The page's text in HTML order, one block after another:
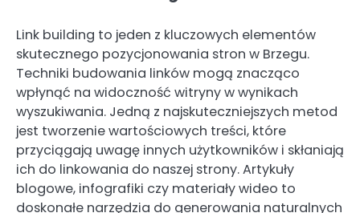
Link building to jeden z kluczowych elementów
skutecznego pozycjonowania stron w Brzegu.
Techniki budowania linków mogą znacząco
wpłynąć na widoczność witryny w wynikach
wyszukiwania. Jedną z najskuteczniejszych metod
jest tworzenie wartościowych treści, które
przyciągają uwagę innych użytkowników i skłaniają
ich do linkowania do naszej strony. Artykuły
blogowe, infografiki czy materiały wideo to
doskonałe narzędzia do generowania naturalnych